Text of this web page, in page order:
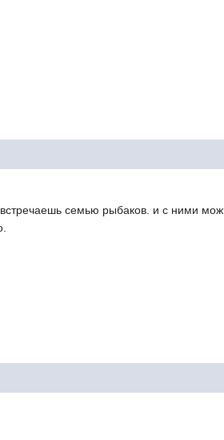
семью рыбаков. и с ними